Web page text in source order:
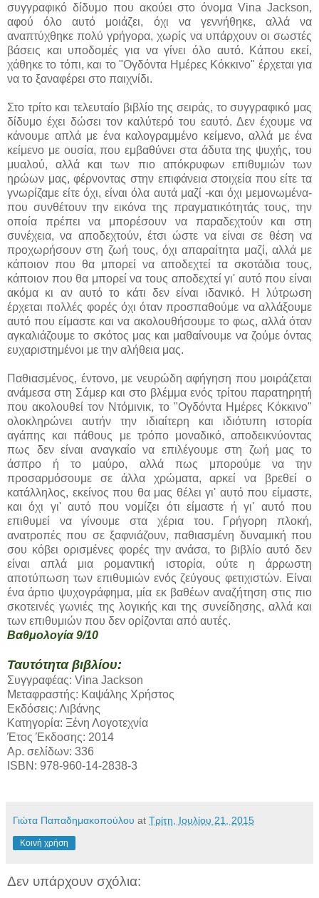
συγγραφικό δίδυμο που ακούει στο όνομα Vina Jackson,
αφού όλο αυτό μοιάζει, όχι να γεννήθηκε, αλλά να
αναπτύχθηκε πολύ γρήγορα, χωρίς να υπάρχουν οι σωστές
βάσεις και υποδομές για να γίνει όλο αυτό. Κάπου εκεί,
χάθηκε το τόπι, και το "Ογδόντα Ημέρες Κόκκινο" έρχεται για
να το ξαναφέρει στο παιχνίδι.
Στο τρίτο και τελευταίο βιβλίο της σειράς, το συγγραφικό μας
δίδυμο έχει δώσει τον καλύτερό του εαυτό. Δεν έχουμε να
κάνουμε απλά με ένα καλογραμμένο κείμενο, αλλά με ένα
κείμενο με ουσία, που εμβαθύνει στα άδυτα της ψυχής, του
μυαλού, αλλά και των πιο απόκρυφων επιθυμιών των
ηρώων μας, φέρνοντας στην επιφάνεια στοιχεία που είτε τα
γνωρίζαμε είτε όχι, είναι όλα αυτά μαζί -και όχι μεμονωμένα-
που συνθέτουν την εικόνα της πραγματικότητάς τους, την
οποία πρέπει να μπορέσουν να παραδεχτούν και στη
συνέχεια, να αποδεχτούν, έτσι ώστε να είναι σε θέση να
προχωρήσουν στη ζωή τους, όχι απαραίτητα μαζί, αλλά με
κάποιον που θα μπορεί να αποδεχτεί τα σκοτάδια τους,
κάποιον που θα μπορεί να τους αποδεχτεί γι' αυτό που είναι
ακόμα κι αν αυτό το κάτι δεν είναι ιδανικό. Η λύτρωση
έρχεται πολλές φορές όχι όταν προσπαθούμε να αλλάξουμε
αυτό που είμαστε και να ακολουθήσουμε το φως, αλλά όταν
αγκαλιάζουμε το σκότος μας και μαθαίνουμε να ζούμε όντας
ευχαριστημένοι με την αλήθεια μας.
Παθιασμένος, έντονο, με νευρώδη αφήγηση που μοιράζεται
ανάμεσα στη Σάμερ και στο βλέμμα ενός τρίτου παρατηρητή
που ακολουθεί τον Ντόμινικ, το "Ογδόντα Ημέρες Κόκκινο"
ολοκληρώνει αυτήν την ιδιαίτερη και ιδιότυπη ιστορία
αγάπης και πάθους με τρόπο μοναδικό, αποδεικνύοντας
πως δεν είναι αναγκαίο να επιλέγουμε στη ζωή μας το
άσπρο ή το μαύρο, αλλά πως μπορούμε να την
προσαρμόσουμε σε άλλα χρώματα, αρκεί να βρεθεί ο
κατάλληλος, εκείνος που θα μας θέλει γι' αυτό που είμαστε,
και όχι γι' αυτό που νομίζει ότι είμαστε ή γι' αυτό που
επιθυμεί να γίνουμε στα χέρια του. Γρήγορη πλοκή,
ανατροπές που σε ξαφνιάζουν, παθιασμένη δυναμική που
σου κόβει ορισμένες φορές την ανάσα, το βιβλίο αυτό δεν
είναι απλά μια ρομαντική ιστορία, ούτε η άρρωστη
αποτύπωση των επιθυμιών ενός ζεύγους φετιχιστών. Είναι
ένα άρτιο ψυχογράφημα, μία εκ βαθέων αναζήτηση στις πιο
σκοτεινές γωνιές της λογικής και της συνείδησης, αλλά και
των επιθυμιών που δεν ορίζονται από αυτές.
Βαθμολογία 9/10
Ταυτότητα βιβλίου:
Συγγραφέας: Vina Jackson
Μεταφραστής: Καψάλης Χρήστος
Εκδόσεις: Λιβάνης
Κατηγορία: Ξένη Λογοτεχνία
Έτος Έκδοσης: 2014
Αρ. σελίδων: 336
ISBN: 978-960-14-2838-3
Γιώτα Παπαδημακοπούλου at Τρίτη, Ιουλίου 21, 2015
Κοινή χρήση
Δεν υπάρχουν σχόλια: